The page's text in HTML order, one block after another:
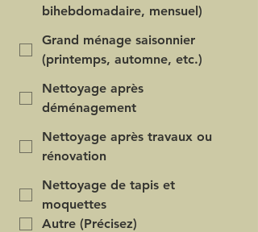
bihebdomadaire, mensuel)
Grand ménage saisonnier
(printemps, automne, etc.)
Nettoyage après
déménagement
Nettoyage après travaux ou
rénovation
Nettoyage de tapis et
moquettes
Autre (Précisez)